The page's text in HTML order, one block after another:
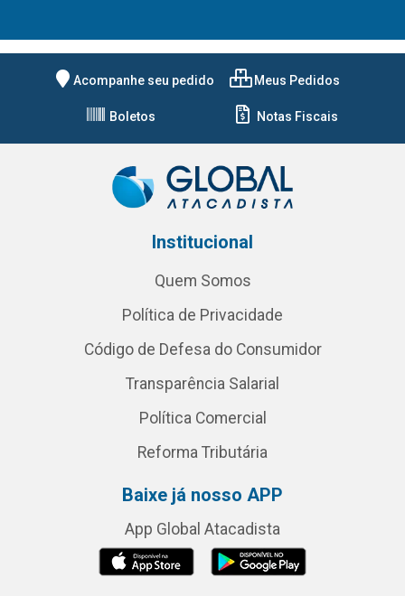
Acompanhe seu pedido Meus Pedidos
Boletos Notas Fiscais
Institucional
Quem Somos
Política de Privacidade
Código de Defesa do Consumidor
Transparência Salarial
Política Comercial
Reforma Tributária
Baixe já nosso APP
App Global Atacadista